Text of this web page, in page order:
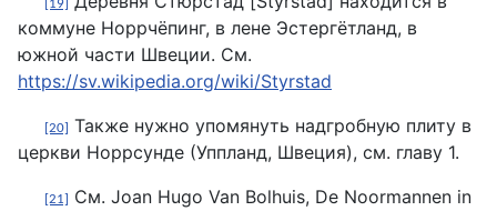
[19]
коммуне Норрчёпинг, в лене Эстергётланд, в
южной части Швеции. См.
https://sv.wikipedia.org/wiki/Styrstad
[20]
Также нужно упомянуть надгробную плиту в
церкви Норрсунде (Уппланд, Швеция), см. главу 1.
[21]
См. Joan Hugo Van Bolhuis, De Noormannen in